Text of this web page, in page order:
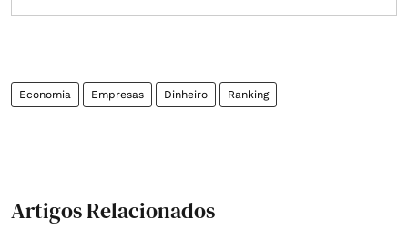
Economia Empresas Dinheiro Ranking
Artigos Relacionados